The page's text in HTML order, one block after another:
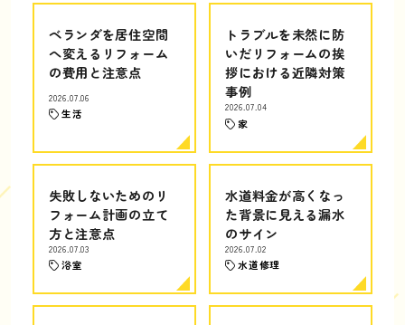
ベランダを居住空間
へ変えるリフォーム
の費用と注意点
2026.07.06
生活
トラブルを未然に防
いだリフォームの挨
拶における近隣対策
事例
2026.07.04
家
失敗しないためのリ
フォーム計画の立て
方と注意点
2026.07.03
浴室
水道料金が高くなっ
た背景に見える漏水
のサイン
2026.07.02
水道修理